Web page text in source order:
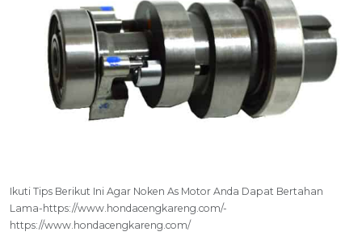
Ikuti Tips Berikut Ini Agar Noken As Motor Anda Dapat Bertahan
Lama-https://www.hondacengkareng.com/-
https://www.hondacengkareng.com/